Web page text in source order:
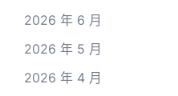
2026 年 6 月
2026 年 5 月
2026 年 4 月